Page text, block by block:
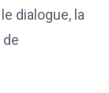
dialogue, la